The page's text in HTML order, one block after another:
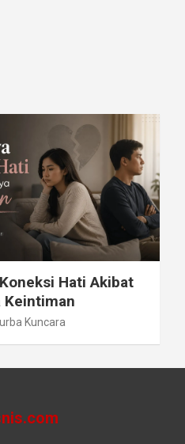
Hati Akibat
Keintiman
Kuncara